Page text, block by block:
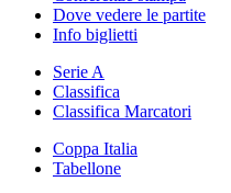
Dove vedere le partite
Info biglietti
Serie A
Classifica
Classifica Marcatori
Coppa Italia
Tabellone